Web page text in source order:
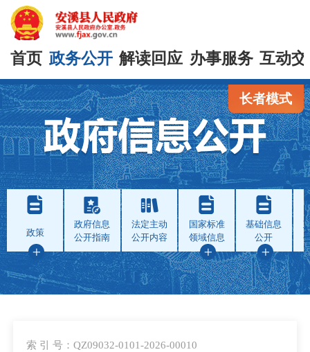
首页 政务公开 解读回应 办事服务 互动
长者模式
政策
政府信息
公开指南
法定主动
公开内容
国家标准
领域信息
基础信息
公开
索 引 号：QZ09032-0101-2026-00010